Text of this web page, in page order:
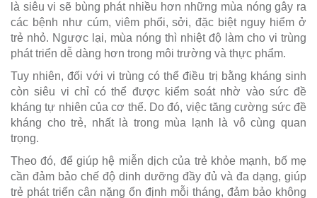
là siêu vi sẽ bùng phát nhiều hơn những mùa nóng gây ra
các bệnh như cúm, viêm phổi, sởi, đặc biệt nguy hiểm ở
trẻ nhỏ. Ngược lại, mùa nóng thì nhiệt độ làm cho vi trùng
phát triển dễ dàng hơn trong môi trường và thực phẩm.
Tuy nhiên, đối với vi trùng có thể điều trị bằng kháng sinh
còn siêu vi chỉ có thể được kiểm soát nhờ vào sức đề
kháng tự nhiên của cơ thể. Do đó, việc tăng cường sức đề
kháng cho trẻ, nhất là trong mùa lạnh là vô cùng quan
trọng.
Theo đó, để giúp hệ miễn dịch của trẻ khỏe mạnh, bố mẹ
cần đảm bảo chế độ dinh dưỡng đầy đủ và đa dạng, giúp
trẻ phát triển cân nặng ổn định mỗi tháng, đảm bảo không